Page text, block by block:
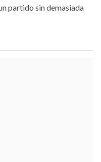
partido sin demasiada